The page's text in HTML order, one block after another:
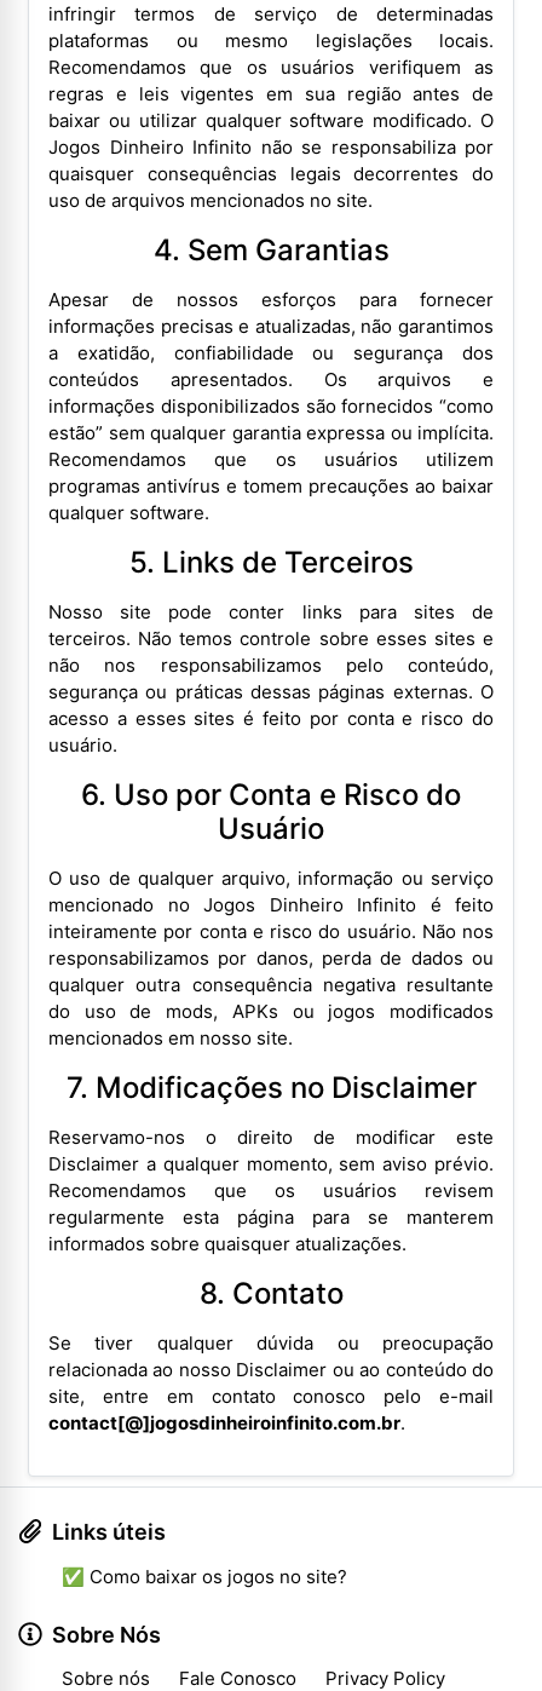
infringir termos de serviço de determinadas
plataformas ou mesmo legislações locais.
Recomendamos que os usuários verifiquem as
regras e leis vigentes em sua região antes de
baixar ou utilizar qualquer software modificado. O
Jogos Dinheiro Infinito não se responsabiliza por
quaisquer consequências legais decorrentes do
uso de arquivos mencionados no site.
4. Sem Garantias
Apesar de nossos esforços para fornecer
informações precisas e atualizadas, não garantimos
a exatidão, confiabilidade ou segurança dos
conteúdos apresentados. Os arquivos e
informações disponibilizados são fornecidos “como
estão” sem qualquer garantia expressa ou implícita.
Recomendamos que os usuários utilizem
programas antivírus e tomem precauções ao baixar
qualquer software.
5. Links de Terceiros
Nosso site pode conter links para sites de
terceiros. Não temos controle sobre esses sites e
não nos responsabilizamos pelo conteúdo,
segurança ou práticas dessas páginas externas. O
acesso a esses sites é feito por conta e risco do
usuário.
6. Uso por Conta e Risco do
Usuário
O uso de qualquer arquivo, informação ou serviço
mencionado no Jogos Dinheiro Infinito é feito
inteiramente por conta e risco do usuário. Não nos
responsabilizamos por danos, perda de dados ou
qualquer outra consequência negativa resultante
do uso de mods, APKs ou jogos modificados
mencionados em nosso site.
7. Modificações no Disclaimer
Reservamo-nos o direito de modificar este
Disclaimer a qualquer momento, sem aviso prévio.
Recomendamos que os usuários revisem
regularmente esta página para se manterem
informados sobre quaisquer atualizações.
8. Contato
Se tiver qualquer dúvida ou preocupação
relacionada ao nosso Disclaimer ou ao conteúdo do
site, entre em contato conosco pelo e-mail
contact[@]jogosdinheiroinfinito.com.br.
Links úteis
✅ Como baixar os jogos no site?
Sobre Nós
Sobre nós Fale Conosco Privacy Policy